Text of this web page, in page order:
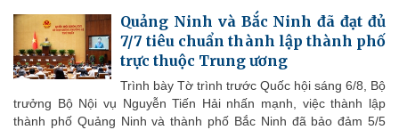
Quảng Ninh và Bắc Ninh đã đạt đủ
7/7 tiêu chuẩn thành lập thành phố
trực thuộc Trung ương
Trình bày Tờ trình trước Quốc hội sáng 6/8, Bộ
trưởng Bộ Nội vụ Nguyễn Tiến Hải nhấn mạnh, việc thành lập
thành phố Quảng Ninh và thành phố Bắc Ninh đã bảo đảm 5/5